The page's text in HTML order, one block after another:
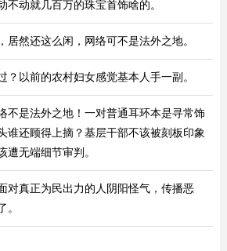
不动就几百万的珠宝首饰啥的。
居然还这么闲，网络可不是法外之地。
？以前的农村妇女感觉基本人手一副。
不是法外之地！一对普通耳环本是寻常饰
谁还顾得上摘？基层干部不该被刻板印象
遭无端细节审判。
对真正为民出力的人阴阳怪气，传播恶
。